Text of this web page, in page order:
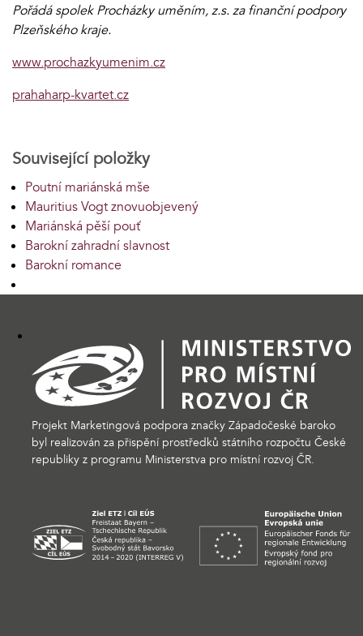
Pořádá spolek Procházky uměním, z.s. za finanční podpory
Plzeňského kraje.
www.prochazkyumenim.cz
prahaharp-kvartet.cz
Související položky
Poutní mariánská mše
Mauritius Vogt znovuobjevený
Mariánská pěší pouť
Barokní zahradní slavnost
Barokní romance
Projekt Marketingová podpora značky Západočeské baroko
byl realizován za přispění prostředků státního rozpočtu České
republiky z programu Ministerstva pro místní rozvoj ČR.